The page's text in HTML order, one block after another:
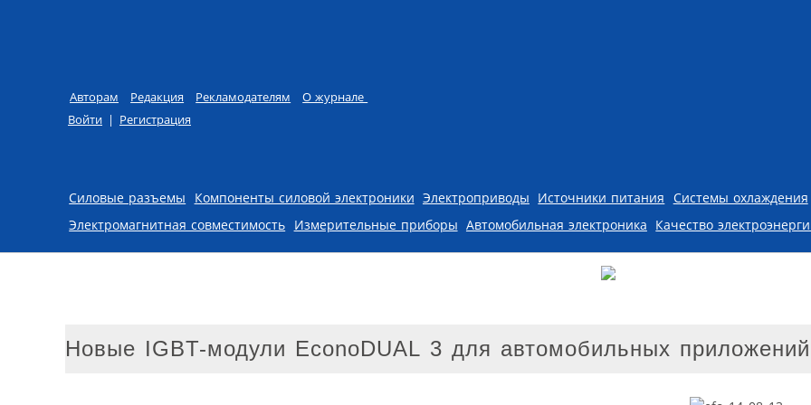
Авторам Редакция Рекламодателям
О журнале
Войти | Регистрация
Skip to content
Силовые разъемы Компоненты силовой электроники Электроприводы Источники питания Системы охлаждения
Электромагнитная совместимость Измерительные приборы Автомобильная электроника Качество
Новые IGBT-модули EconoDUAL 3 для автомобильных приложений